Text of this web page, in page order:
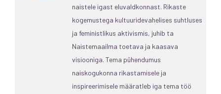
naistele igast eluvaldkonnast. Rikaste
kogemustega kultuuridevahelises suhtluses
ja feministlikus aktivismis, juhib ta
Naistemaailma toetava ja kaasava
visiooniga. Tema pühendumus
naiskogukonna rikastamisele ja
inspireerimisele määratleb iga tema töö